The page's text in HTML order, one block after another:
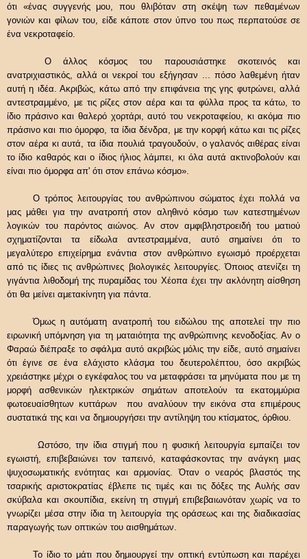
ότι «ένας συγγενής μου, που θλιβόταν στη σκέψη των πεθαμένων
γονιών και φίλων του, είδε κάποτε στον ύπνο του πως περπατούσε σε
ένα νεκροταφείο.
Ο άλλος κόσμος του παρουσιάστηκε σκοτεινός και
ανατριχιαστικός, αλλά οι νεκροί του εξήγησαν ... πόσο λαθεμένη ήταν
αυτή η ιδέα. Ακριβώς, κάτω από την επιφάνεια της γης φυτρώνει, αλλά
αντεστραμμένο, με τις ρίζες στον αέρα και τα φύλλα προς τα κάτω, το
ίδιο πράσινο και θαλερό χορτάρι, αυτό του νεκροταφείου, κι ακόμα πιο
πράσινο και πιο όμορφο, τα ίδια δένδρα, με την κορφή κάτω και τις ρίζες
στον αέρα κι αυτά, τα ίδια πουλιά τραγουδούν, ο γαλανός αιθέρας είναι
το ίδιο καθαρός και ο ίδιος ήλιος λάμπει, κι όλα αυτά ακτινοβολούν και
είναι πιο όμορφα απ' ότι στον επάνω κόσμο».
Ο τρόπος λειτουργίας του ανθρώπινου σώματος έχει πολλά να
μας μάθει για την ανατροπή στον αληθινό κόσμο των κατεστημένων
λογικών του παρόντος αιώνος. Αν στον αμφιβληστροειδή του ματιού
σχηματίζονται τα είδωλα αντεστραμμένα, αυτό σημαίνει ότι το
μεγαλύτερο επιχείρημα ενάντια στον ανθρώπινο εγωισμό προέρχεται
από τις ίδιες τις ανθρώπινες βιολογικές λειτουργίες. Όποιος ατενίζει τη
γιγάντια λιθοδομή της πυραμίδας του Χέοπα έχει την ακλόνητη αίσθηση
ότι θα μείνει αμετακίνητη για πάντα.
Όμως η αυτόματη ανατροπή του ειδώλου της αποτελεί την πιο
ειρωνική υπόμνηση για τη ματαιότητα της ανθρώπινης κενοδοξίας. Αν ο
Φαραώ διέπραξε το σφάλμα αυτό ακριβώς μόλις την είδε, αυτό σημαίνει
ότι έγινε σε ένα ελάχιστο κλάσμα του δευτερολέπτου, όσο ακριβώς
χρειάστηκε μέχρι ο εγκέφαλος του να μεταφράσει τα μηνύματα που με τη
μορφή ασθενικών ηλεκτρικών σημάτων αποτελούν τα εκατομμύρια
φωτοευαίσθητων κυττάρων που αναλύουν την εικόνα στα επιμέρους
συστατικά της και να δημιουργήσει την αντίληψη του κτίσματος, όρθιου.
Ωστόσο, την ίδια στιγμή που η φυσική λειτουργία εμπαίζει τον
εγωιστή, επιβεβαιώνει τον ταπεινό, καταφάσκοντας την ανάγκη μιας
ψυχοσωματικής ενότητας και αρμονίας. Όταν ο νεαρός βλαστός της
τσαρικής αριστοκρατίας έβλεπε τις τιμές και τις δόξες της Αυλής σαν
σκύβαλα και σκουπίδια, εκείνη τη στιγμή επιβεβαιωνόταν χωρίς να το
γνωρίζει μέσα στην ίδια τη λειτουργία της οράσεως και της διαδικασίας
παραγωγής των οπτικών του αισθημάτων.
Το ίδιο το μάτι που δημιουργεί την οπτική εντύπωση και παρέχει